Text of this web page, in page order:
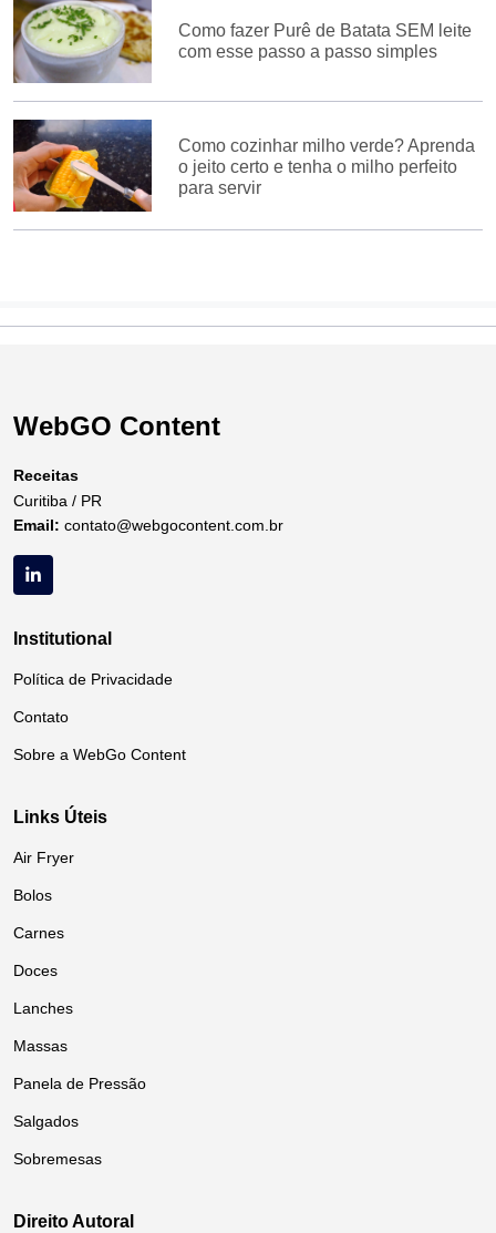
Como fazer Purê de Batata SEM leite
com esse passo a passo simples
Como cozinhar milho verde? Aprenda
o jeito certo e tenha o milho perfeito
para servir
WebGO Content
Receitas
Curitiba / PR
Email: contato@webgocontent.com.br
Institutional
Política de Privacidade
Contato
Sobre a WebGo Content
Links Úteis
Air Fryer
Bolos
Carnes
Doces
Lanches
Massas
Panela de Pressão
Salgados
Sobremesas
Direito Autoral